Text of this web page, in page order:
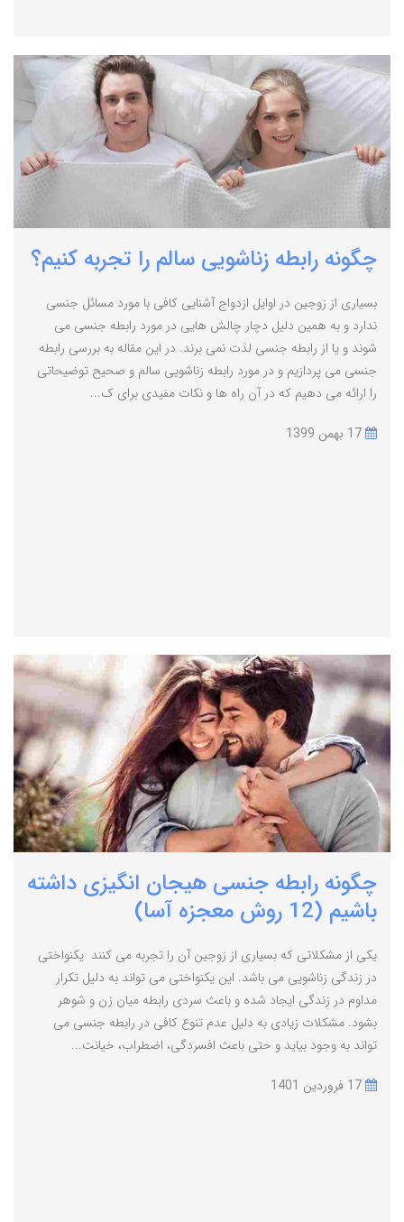
چگونه رابطه زناشویی سالم را تجربه کنیم؟
بسیاری از زوجین در اوایل ازدواج آشنایی کافی با مورد مسائل جنسی
ندارد و به همین دلیل دچار چالش هایی در مورد رابطه جنسی می
شوند و یا از رابطه جنسی لذت نمی برند. در این مقاله به بررسی رابطه
جنسی می پردازیم و در مورد رابطه زناشویی سالم و صحیح توضیحاتی
را ارائه می دهیم که در آن راه ها و نکات مفیدی برای ک...
چگونه رابطه جنسی هیجان انگیزی داشته
باشیم (12 روش معجزه آسا)
یکی از مشکلاتی که بسیاری از زوجین آن را تجربه می کنند یکنواختی
در زندگی زناشویی می باشد. این یکنواختی می تواند به دلیل تکرار
مداوم در زندگی ایجاد شده و باعث سردی رابطه میان زن و شوهر
بشود. مشکلات زیادی به دلیل عدم تنوع کافی در رابطه جنسی می
تواند به وجود بیاید و حتی باعث افسردگی، اضطراب، خیانت...